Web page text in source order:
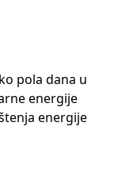
pola dana u
energije
energije